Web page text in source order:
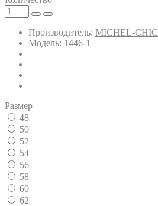
Производитель: MICHEL-CHIC
Модель: 1446-1
Размер
48
50
52
54
56
58
60
62